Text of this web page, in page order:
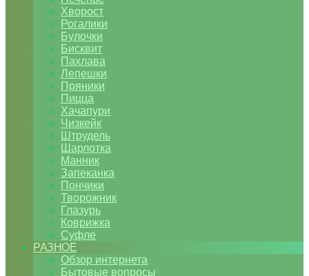
Хворост
Рогалики
Булочки
Бисквит
Пахлава
Лепешки
Пряники
Пицца
Хачапури
Чизкейк
Штрудель
Шарлотка
Манник
Запеканка
Пончики
Творожник
Глазурь
Коврижка
Суфле
РАЗНОЕ
Обзор интернета
Бытовые вопросы